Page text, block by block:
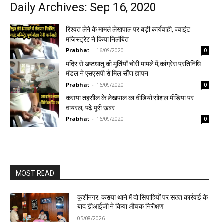
Daily Archives: Sep 16, 2020
रिश्वत लेने के मामले लेखपाल पर बड़ी कार्यवाही, ज्वाइंट
मजिस्ट्रेट ने किया निलंबित
Prabhat - 16/09/2020 0
मंदिर से अष्टधातु की मूर्तियाँ चोरी मामले में,कांग्रेस प्रतिनिधि
मंडल ने एसएसपी से मिल सौंपा ज्ञापन
Prabhat - 16/09/2020 0
कसया तहसील के लेखपाल का वीडियो सोशल मीडिया पर
वायरल, पढ़े पूरी ख़बर
Prabhat - 16/09/2020 0
MOST READ
कुशीनगर: कसया थाने में दो सिपाहियों पर सख्त कार्रवाई के
बाद डीआईजी ने किया औचक निरीक्षण
05/08/2026